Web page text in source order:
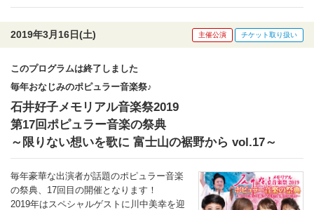
2019年3月16日(土) 主催公演 チケット取り扱い
このプログラムは終了しました
毎年おなじみのポピュラー音楽祭♪
石井好子メモリアル音楽祭2019
第17回ポピュラー音楽の祭典
～限りない想いを歌に 富士山の裾野から vol.17～
毎年豪華な出演者が話題のポピュラー音楽
の祭典、17回目の開催となります！
2019年はスペシャルゲストに川中美幸を迎